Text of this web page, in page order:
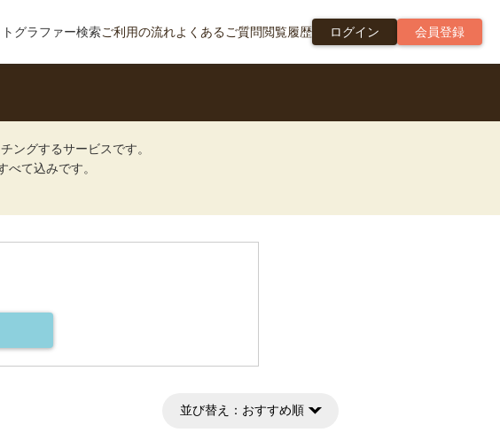
グラファー検索ご利用の流れよくあるご質問閲覧履歴 ログイン 会員登録
ングするサービスです。
て込みです。
並び替え： おすすめ順